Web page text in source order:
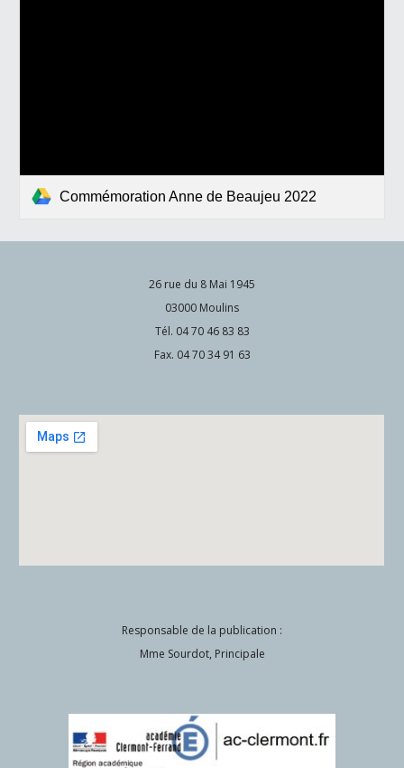
Commémoration Anne de Beaujeu 2022
26 rue du 8 Mai 1945
03000 Moulins
Tél. 04 70 46 83 83
Fax. 04 70 34 91 63
Responsable de la publication :
Mme Sourdot, Principale